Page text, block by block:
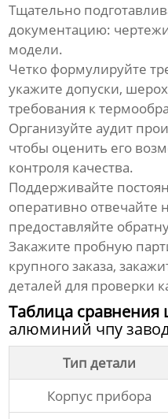
Тщательно
документацию:
модели.
Четко формулируйте
укажите допуски,
требования к
Организуйте аудит
чтобы оценить его
контроля качества.
Поддерживайте
оперативно отвечайте
предоставляйте
Закажите пробную
крупного заказа,
деталей для проверки
Таблица сравнения
алюминий чпу
Тип детали
Корпус прибора